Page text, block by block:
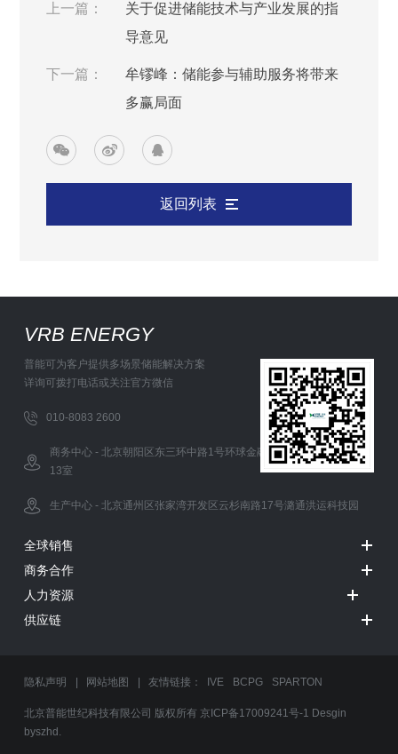
上一篇：
关于促进储能技术与产业发展的指
导意见
下一篇：
牟镠峰：储能参与辅助服务将带来
多赢局面
返回列表
VRB ENERGY
普能可为客户提供多场景储能解决方案
详询可拨打电话或关注官方微信
010-8083 2600
商务中心 - 北京朝阳区东三环中路1号环球金融中心办公西塔5层12-
13室
生产中心 - 北京通州区张家湾开发区云杉南路17号潞通洪运科技园
全球销售
商务合作
人力资源
供应链
隐私声明 网站地图 | 友情链接： IVE BCPG SPARTON
北京普能世纪科技有限公司 版权所有 京ICP备17009241号-1 Desgin
byszhd.